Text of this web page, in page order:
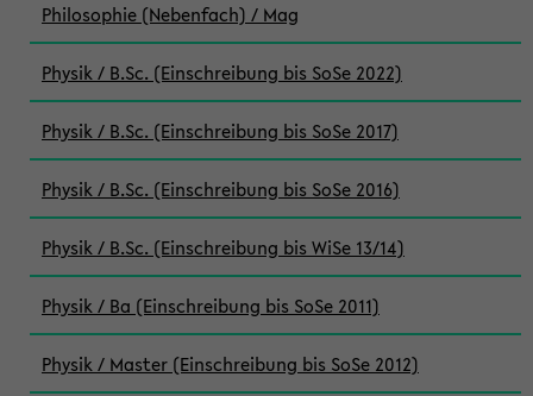
Philosophie (Nebenfach) / Mag
Physik / B.Sc. (Einschreibung bis SoSe 2022)
Physik / B.Sc. (Einschreibung bis SoSe 2017)
Physik / B.Sc. (Einschreibung bis SoSe 2016)
Physik / B.Sc. (Einschreibung bis WiSe 13/14)
Physik / Ba (Einschreibung bis SoSe 2011)
Physik / Master (Einschreibung bis SoSe 2012)